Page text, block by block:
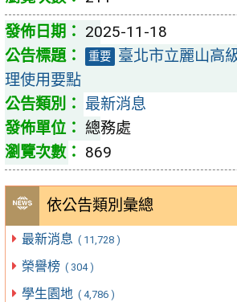
依公告類別彙總
最新消息 ( 11,728 )
榮譽榜 ( 304 )
學生園地 ( 4,786 )
2025-11-18
重要 臺北市立麗山高
理使用要點
最新消息
總務處
869